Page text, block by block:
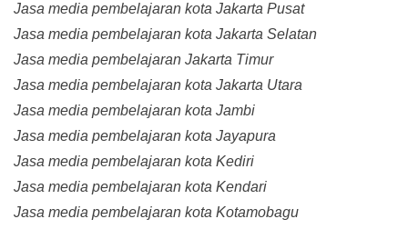
Jasa media pembelajaran kota Jakarta Pusat
Jasa media pembelajaran kota Jakarta Selatan
Jasa media pembelajaran Jakarta Timur
Jasa media pembelajaran kota Jakarta Utara
Jasa media pembelajaran kota Jambi
Jasa media pembelajaran kota Jayapura
Jasa media pembelajaran kota Kediri
Jasa media pembelajaran kota Kendari
Jasa media pembelajaran kota Kotamobagu